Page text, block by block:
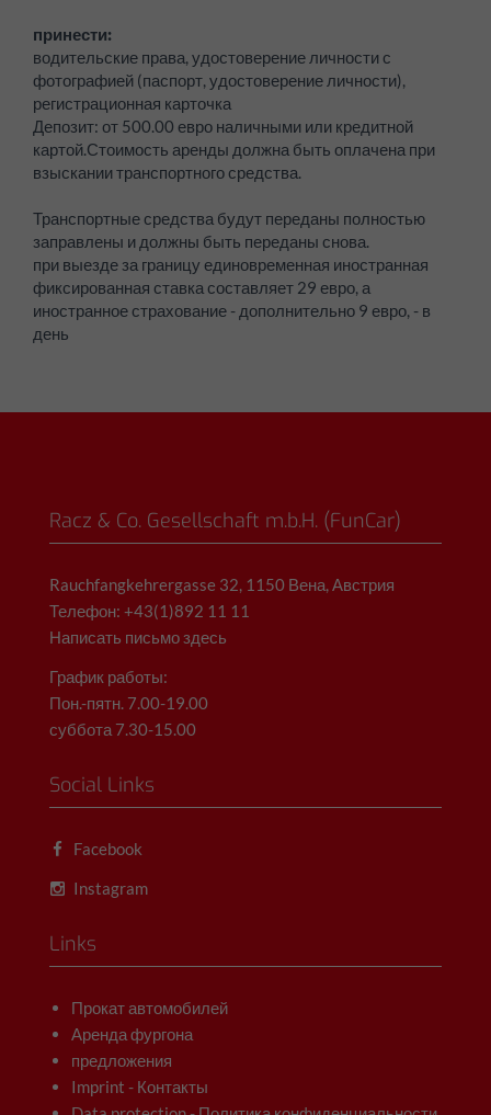
принести:
водительские права, удостоверение личности с
фотографией (паспорт, удостоверение личности),
регистрационная карточка
Депозит: от 500.00 евро наличными или кредитной
картой.Стоимость аренды должна быть оплачена при
взыскании транспортного средства.
Транспортные средства будут переданы полностью
заправлены и должны быть переданы снова.
при выезде за границу единовременная иностранная
фиксированная ставка составляет 29 евро, а
иностранное страхование - дополнительно 9 евро, - в
день
Racz & Co. Gesellschaft m.b.H. (FunCar)
Rauchfangkehrergasse 32, 1150 Вена, Австрия
Телефон: +43(1)892 11 11
Написать письмо здесь
График работы:
Пон.-пятн. 7.00-19.00
суббота 7.30-15.00
Social Links
Facebook
Instagram
Links
Прокат автомобилей
Аренда фургона
предложения
Imprint - Контакты